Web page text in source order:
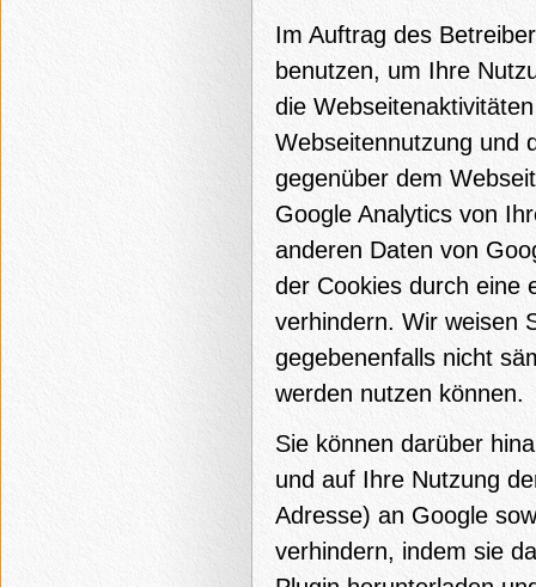
Im Auftrag des
benutzen, um Ihre
die
Webseitennutzung und
gegenüber dem
Google Analytics von
anderen Daten von
der Cookies durch eine
verhindern. Wir weisen
gegebenenfalls nicht
werden nutzen können.
Sie können darüber
und auf Ihre Nutzung
Adresse) an Google
verhindern, indem sie